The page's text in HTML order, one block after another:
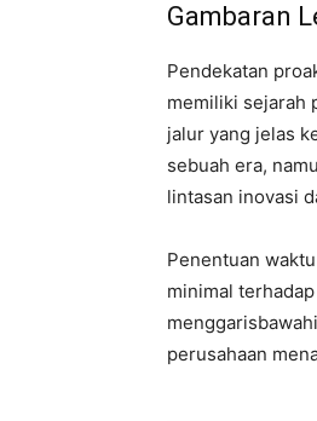
Gambaran
Pendekatan
memiliki sejarah
jalur yang jelas
sebuah era,
lintasan inovasi
Penentuan
minimal
perusahaan